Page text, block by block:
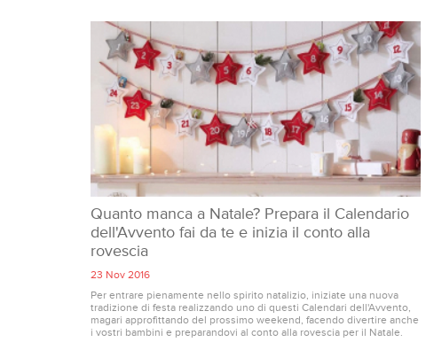
Quanto manca a Natale? Prepara il Calendario
dell'Avvento fai da te e inizia il conto alla
rovescia
23 Nov 2016
Per entrare pienamente nello spirito natalizio, iniziate una nuova
tradizione di festa realizzando uno di questi Calendari dell'Avvento,
magari approfittando del prossimo weekend, facendo divertire anche
i vostri bambini e preparandovi al conto alla rovescia per il Natale.